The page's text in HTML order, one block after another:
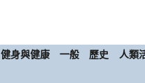
健身與健康 一般 歷史 人類